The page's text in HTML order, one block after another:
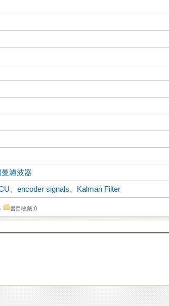
曼濾波器
、encoder signals
Kalman Filter
書目收藏:0